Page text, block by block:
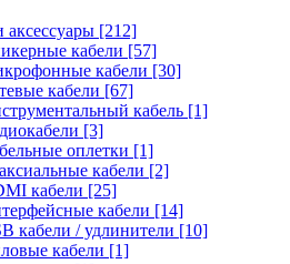
аксессуары [212]
кабели [57]
кабели [30]
кабели [67]
кабель [1]
[3]
оплетки [1]
кабели [2]
кабели [25]
кабели [14]
кабели / удлинители [10]
кабели [1]